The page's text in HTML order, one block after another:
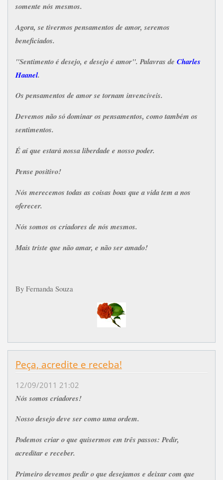
somente nós mesmos.
Agora, se tivermos pensamentos de amor, seremos
beneficiados.
"Sentimento é desejo, e desejo é amor". Palavras de Charles
Haanel.
Os pensamentos de amor se tornam invencíveis.
Devemos não só dominar os pensamentos, como também os
sentimentos.
É aí que estará nossa liberdade e nosso poder.
Pense positivo!
Nós merecemos todas as coisas boas que a vida tem a nos
oferecer.
Nós somos os criadores de nós mesmos.
Mais triste que não amar, e não ser amado!
By Fernanda Souza
Peça, acredite e receba!
12/09/2011 21:02
Nós somos criadores!
Nosso desejo deve ser como uma ordem.
Podemos criar o que quisermos em três passos: Pedir,
acreditar e receber.
Primeiro devemos pedir o que desejamos e deixar com que